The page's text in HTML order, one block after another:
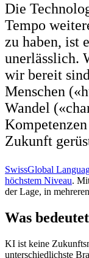
Die
Tempo
zu haben, ist
unerlässlich.
wir bereit
Menschen
Wandel
Zukunft
SwissGlobal
höchstem Niveau.
der Lage, in
Was
KI ist keine
unterschiedlichste